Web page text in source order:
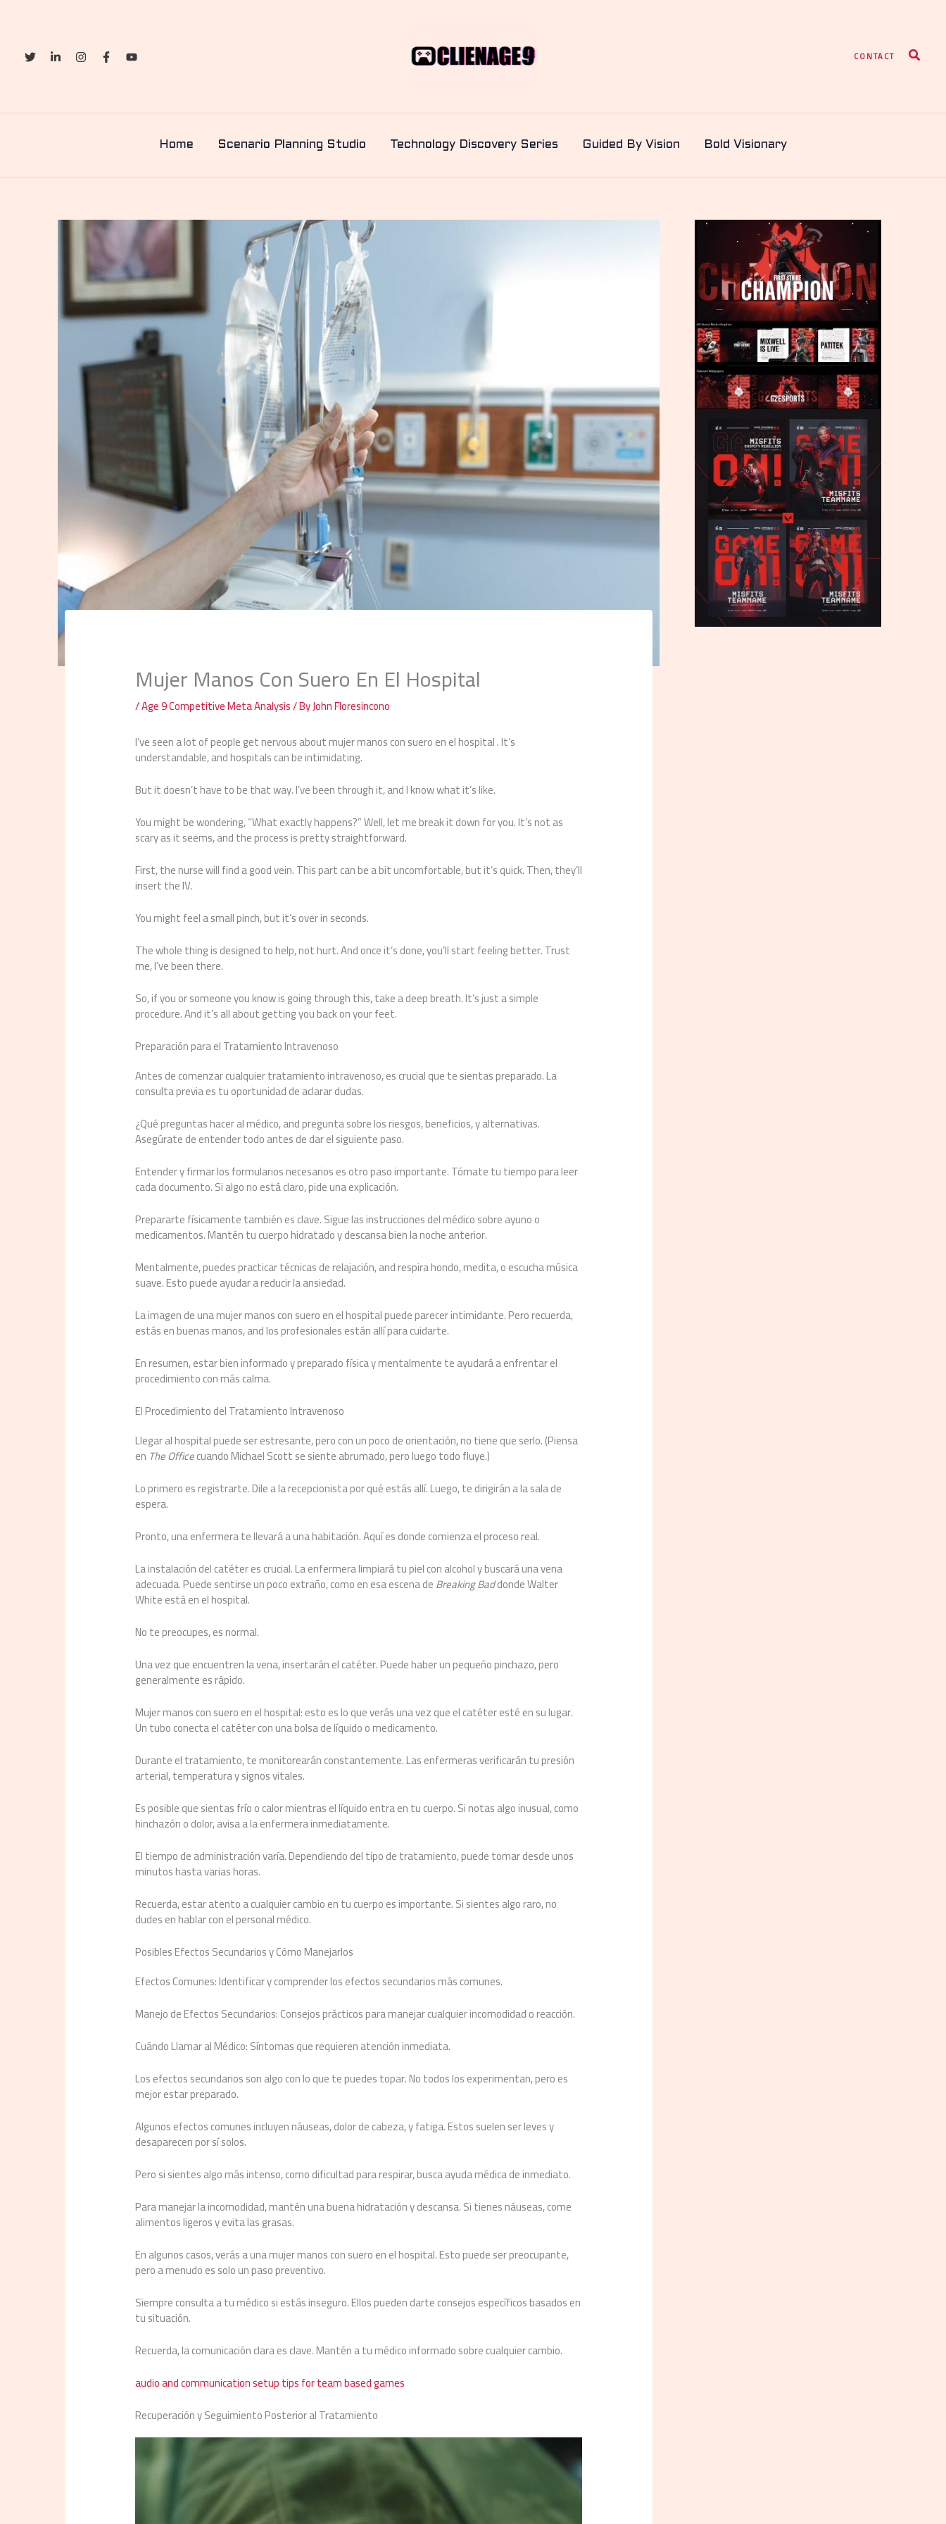
CONTACT Search
Home Scenario Planning Studio Technology Discovery Series Guided By Vision Bold Visionary
Mujer Manos Con Suero En El Hospital
/Age 9 Competitive Meta Analysis/ ByJohn Floresincono
I’ve seen a lot of people get nervous about mujer manos con suero en el hospital . It’s
understandable, and hospitals can be intimidating.
But it doesn’t have to be that way. I’ve been through it, and I know what it’s like.
You might be wondering, “What exactly happens?” Well, let me break it down for you. It’s not as
scary as it seems, and the process is pretty straightforward.
First, the nurse will find a good vein. This part can be a bit uncomfortable, but it’s quick. Then, they’ll
insert the IV.
You might feel a small pinch, but it’s over in seconds.
The whole thing is designed to help, not hurt. And once it’s done, you’ll start feeling better. Trust
me, I’ve been there.
So, if you or someone you know is going through this, take a deep breath. It’s just a simple
procedure. And it’s all about getting you back on your feet.
Preparación para el Tratamiento Intravenoso
Antes de comenzar cualquier tratamiento intravenoso, es crucial que te sientas preparado. La
consulta previa es tu oportunidad de aclarar dudas.
¿Qué preguntas hacer al médico, and pregunta sobre los riesgos, beneficios, y alternativas.
Asegúrate de entender todo antes de dar el siguiente paso.
Entender y firmar los formularios necesarios es otro paso importante. Tómate tu tiempo para leer
cada documento. Si algo no está claro, pide una explicación.
Prepararte físicamente también es clave. Sigue las instrucciones del médico sobre ayuno o
medicamentos. Mantén tu cuerpo hidratado y descansa bien la noche anterior.
Mentalmente, puedes practicar técnicas de relajación, and respira hondo, medita, o escucha música
suave. Esto puede ayudar a reducir la ansiedad.
La imagen de una mujer manos con suero en el hospital puede parecer intimidante. Pero recuerda,
estás en buenas manos, and los profesionales están allí para cuidarte.
En resumen, estar bien informado y preparado física y mentalmente te ayudará a enfrentar el
procedimiento con más calma.
El Procedimiento del Tratamiento Intravenoso
Llegar al hospital puede ser estresante, pero con un poco de orientación, no tiene que serlo. (Piensa
en The Officecuando Michael Scott se siente abrumado, pero luego todo fluye.)
Lo primero es registrarte. Dile a la recepcionista por qué estás allí. Luego, te dirigirán a la sala de
espera.
Pronto, una enfermera te llevará a una habitación. Aquí es donde comienza el proceso real.
La instalación del catéter es crucial. La enfermera limpiará tu piel con alcohol y buscará una vena
adecuada. Puede sentirse un poco extraño, como en esa escena deBreaking Baddonde Walter
White está en el hospital.
No te preocupes, es normal.
Una vez que encuentren la vena, insertarán el catéter. Puede haber un pequeño pinchazo, pero
generalmente es rápido.
Mujer manos con suero en el hospital: esto es lo que verás una vez que el catéter esté en su lugar.
Un tubo conecta el catéter con una bolsa de líquido o medicamento.
Durante el tratamiento, te monitorearán constantemente. Las enfermeras verificarán tu presión
arterial, temperatura y signos vitales.
Es posible que sientas frío o calor mientras el líquido entra en tu cuerpo. Si notas algo inusual, como
hinchazón o dolor, avisa a la enfermera inmediatamente.
El tiempo de administración varía. Dependiendo del tipo de tratamiento, puede tomar desde unos
minutos hasta varias horas.
Recuerda, estar atento a cualquier cambio en tu cuerpo es importante. Si sientes algo raro, no
dudes en hablar con el personal médico.
Posibles Efectos Secundarios y Cómo Manejarlos
Efectos Comunes: Identificar y comprender los efectos secundarios más comunes.
Manejo de Efectos Secundarios: Consejos prácticos para manejar cualquier incomodidad o reacción.
Cuándo Llamar al Médico: Síntomas que requieren atención inmediata.
Los efectos secundarios son algo con lo que te puedes topar. No todos los experimentan, pero es
mejor estar preparado.
Algunos efectos comunes incluyen náuseas, dolor de cabeza, y fatiga. Estos suelen ser leves y
desaparecen por sí solos.
Pero si sientes algo más intenso, como dificultad para respirar, busca ayuda médica de inmediato.
Para manejar la incomodidad, mantén una buena hidratación y descansa. Si tienes náuseas, come
alimentos ligeros y evita las grasas.
En algunos casos, verás a una mujer manos con suero en el hospital. Esto puede ser preocupante,
pero a menudo es solo un paso preventivo.
Siempre consulta a tu médico si estás inseguro. Ellos pueden darte consejos específicos basados en
tu situación.
Recuerda, la comunicación clara es clave. Mantén a tu médico informado sobre cualquier cambio.
audio and communication setup tips for team based games
Recuperación y Seguimiento Posterior al Tratamiento